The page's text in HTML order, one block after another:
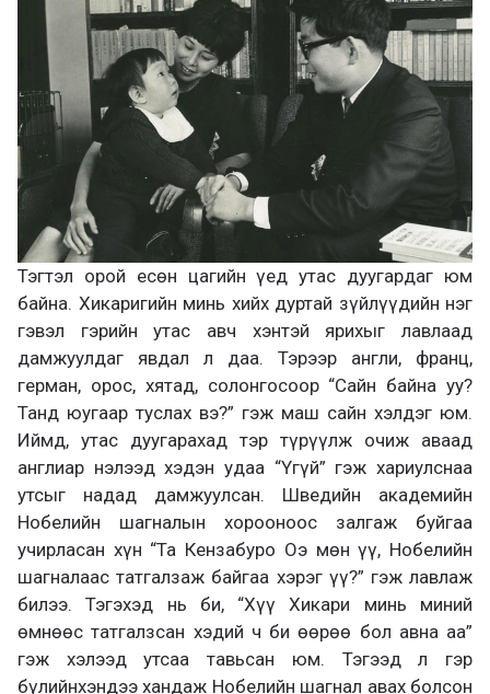
Тэгтэл орой есөн цагийн үед утас дуугардаг юм
байна. Хикаригийн минь хийх дуртай зүйлүүдийн нэг
гэвэл гэрийн утас авч хэнтэй ярихыг лавлаад
дамжуулдаг явдал л даа. Тэрээр англи, франц,
герман, орос, хятад, солонгосоор “Сайн байна уу?
Танд юугаар туслах вэ?” гэж маш сайн хэлдэг юм.
Иймд, утас дуугарахад тэр түрүүлж очиж аваад
англиар нэлээд хэдэн удаа “Үгүй” гэж хариулснаа
утсыг надад дамжуулсан. Шведийн академийн
Нобелийн шагналын хорооноос залгаж буйгаа
учирласан хүн “Та Кензабуро Оэ мөн үү, Нобелийн
шагналаас татгалзаж байгаа хэрэг үү?” гэж лавлаж
билээ. Тэгэхэд нь би, “Хүү Хикари минь миний
өмнөөс татгалзсан хэдий ч би өөрөө бол авна аа”
гэж хэлээд утсаа тавьсан юм. Тэгээд л гэр
бүлийнхэндээ хандаж Нобелийн шагнал авах болсон